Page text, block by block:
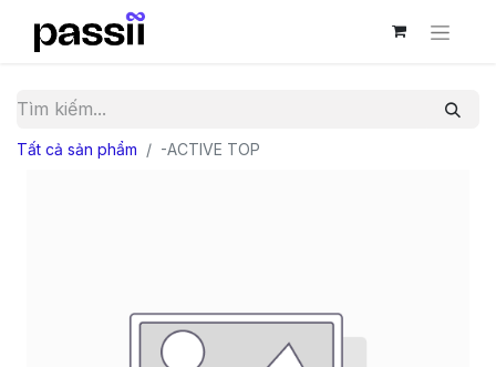
Tất cả sản phẩm -ACTIVE TOP